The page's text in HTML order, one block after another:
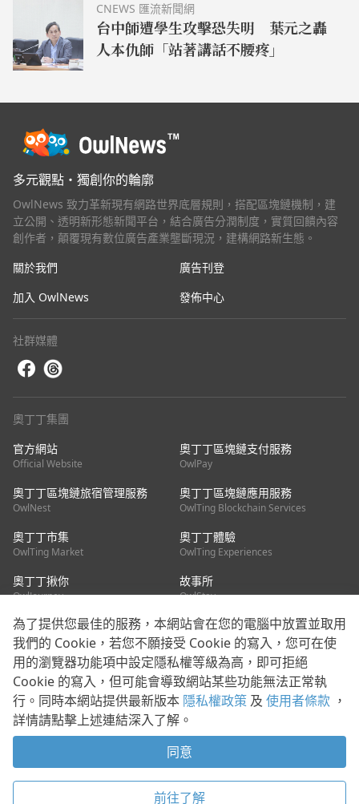
CNEWS 匯流新聞網
台中師遭學生攻擊恐失明 葉元之轟
人本仇師「站著講話不腰疼」
多元觀點・獨創你的輪廓
OwlNews 致力革新現有網路世界底層規則，搭配區塊鏈機制，建
立公開、透明新形態新聞平台，結合廣告分潤制度，實質回饋內容
創作者，顛覆現有數位廣告產業壟斷現況，建構網路新生態。
關於我們
廣告刊登
加入 OwlNews
發佈中心
社群媒體
奧丁丁集團
官方網站
Official Website
奧丁丁區塊鏈支付服務
OwlPay
奧丁丁區塊鏈旅宿管理服務
OwlNest
奧丁丁區塊鏈應用服務
OwlTing Blockchain Services
奧丁丁市集
OwlTing Market
奧丁丁體驗
OwlTing Experiences
奧丁丁揪你
OwlJourney
故事所
OwlStay
聯絡我們
客服信箱：mediapartner@owlting.com
服務信箱 / 廣告洽詢：info_owlnews@owlting.com
媒體合作 / 新聞稿提供：mediapartner@owlting.com
使用者條款 隱私權政策 Cookie 政策
為了提供您最佳的服務，本網站會在您的電腦中放置並取用
我們的 Cookie，若您不願接受 Cookie 的寫入，您可在使
用的瀏覽器功能項中設定隱私權等級為高，即可拒絕
Cookie 的寫入，但可能會導致網站某些功能無法正常執
行。同時本網站提供最新版本 隱私權政策 及 使用者條款 ，
詳情請點擊上述連結深入了解。
同意
前往了解